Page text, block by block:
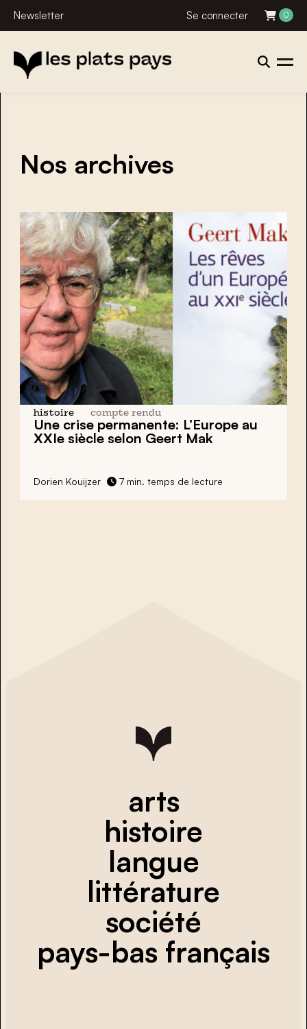
Newsletter Se connecter 0
Nos archives
histoire compte rendu
Une crise permanente: L’Europe au
XXIe siècle selon Geert Mak
Dorien Kouijzer 7 min. temps de lecture
arts
histoire
langue
littérature
société
pays-bas français